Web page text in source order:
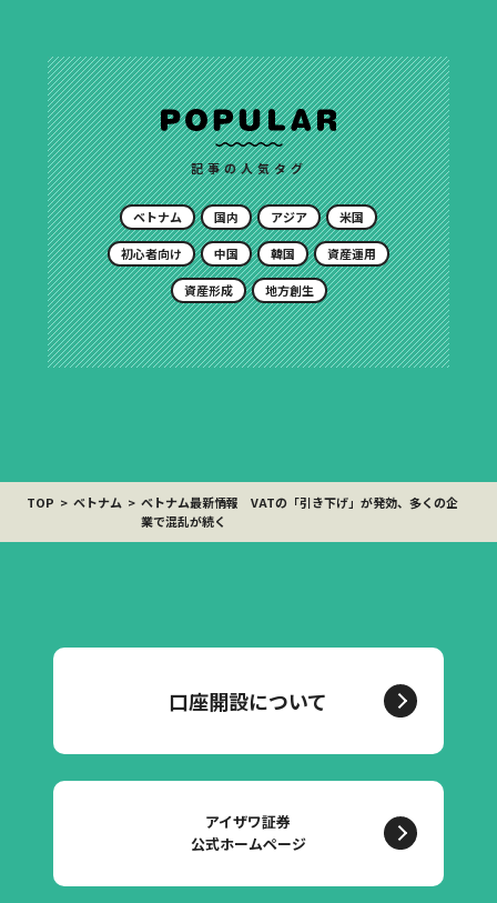
記事の人気タグ
ベトナム 国内 アジア 米国
初心者向け 中国 韓国 資産運用
資産形成 地方創生
TOP ベトナム
ベトナム最新情報 VATの「引き下げ」が発効、多くの企
業で混乱が続く
口座開設について
アイザワ証券
公式ホームページ